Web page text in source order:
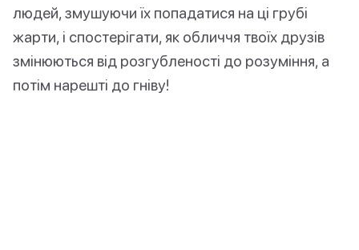
людей, змушуючи їх попадатися на ці грубі
жарти, і спостерігати, як обличчя твоїх друзів
змінюються від розгубленості до розуміння, а
потім нарешті до гніву!